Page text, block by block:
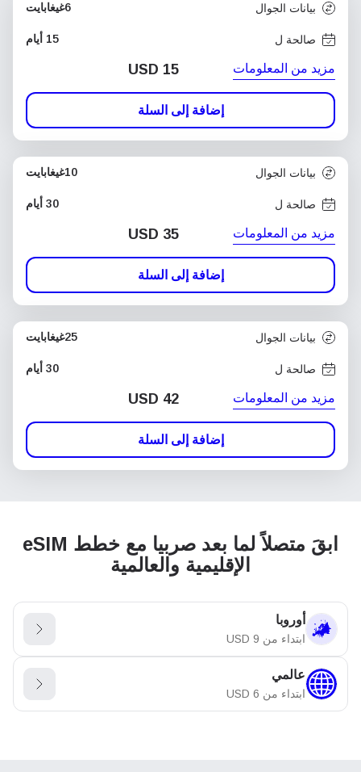
بيانات الجوال 6غيغابايت
صالحة ل 15 أيام
مزيد من المعلومات USD 15
إضافة إلى السلة
بيانات الجوال 10غيغابايت
صالحة ل 30 أيام
مزيد من المعلومات USD 35
إضافة إلى السلة
بيانات الجوال 25غيغابايت
صالحة ل 30 أيام
مزيد من المعلومات USD 42
إضافة إلى السلة
ابقَ متصلاً لما بعد صربيا مع خطط eSIM
الإقليمية والعالمية
أوروبا
ابتداء من USD 9
عالمي
ابتداء من USD 6